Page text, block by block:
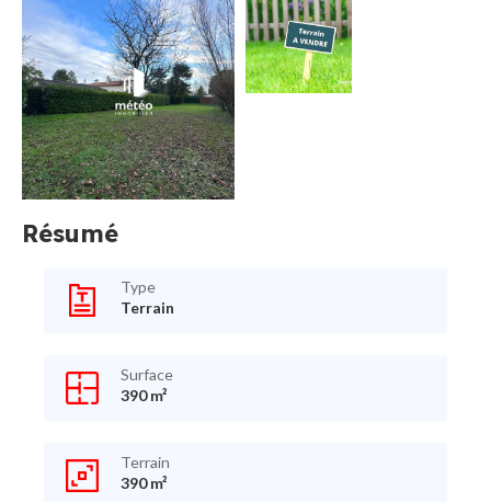
Résumé
Type
Terrain
Surface
390 m²
Terrain
390 m²